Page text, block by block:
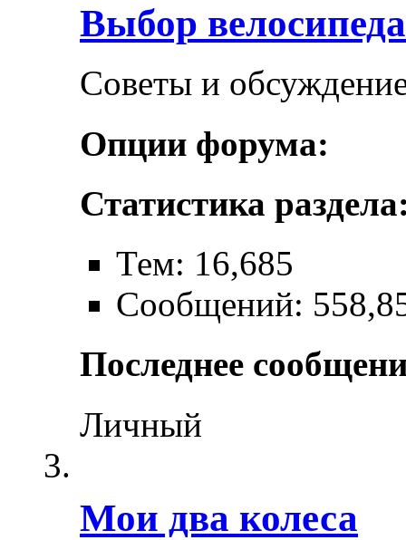
Выбор велосипеда
Советы и
Опции форума:
Статистика
Тем: 16,685
Сообщений:
Последнее
Личный
Мои два колеса